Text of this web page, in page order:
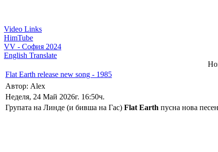
Video Links
HimTube
VV - София 2024
English Translate
Flat Earth release new song - 1985
Автор: Alex
Неделя, 24 Май 2026г. 16:50ч.
Групата на Линде (и бивша на Гас) Flat Earth пусна нова